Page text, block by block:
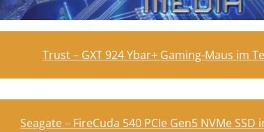
Trust – GXT 924 Ybar+ Gaming-Maus im
Seagate – FireCuda 540 PCIe Gen5 NVMe SSD